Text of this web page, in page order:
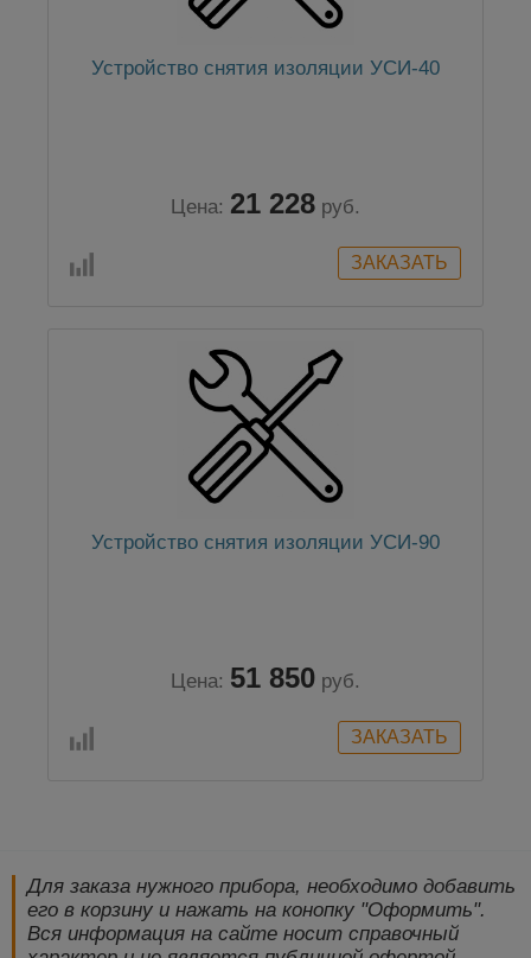
Устройство снятия изоляции УСИ-40
Цена: 21 228 руб.
Устройство снятия изоляции УСИ-90
Цена: 51 850 руб.
Для заказа нужного прибора, необходимо добавить
его в корзину и нажать на конопку "Оформить".
Вся информация на сайте носит справочный